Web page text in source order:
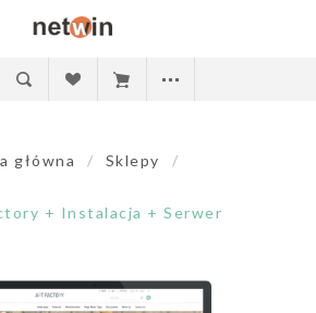
główna / Sklepy /
+ Instalacja + Serwer